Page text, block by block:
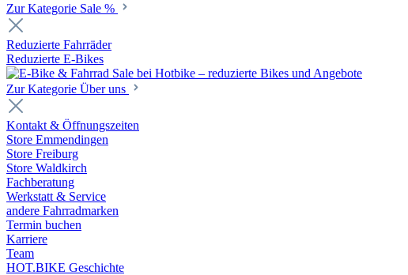
Zur Kategorie Sale %
Reduzierte Fahrräder
Reduzierte E-Bikes
Zur Kategorie Über uns
Kontakt & Öffnungszeiten
Store Emmendingen
Store Freiburg
Store Waldkirch
Fachberatung
Werkstatt & Service
andere Fahrradmarken
Termin buchen
Karriere
Team
HOT.BIKE Geschichte